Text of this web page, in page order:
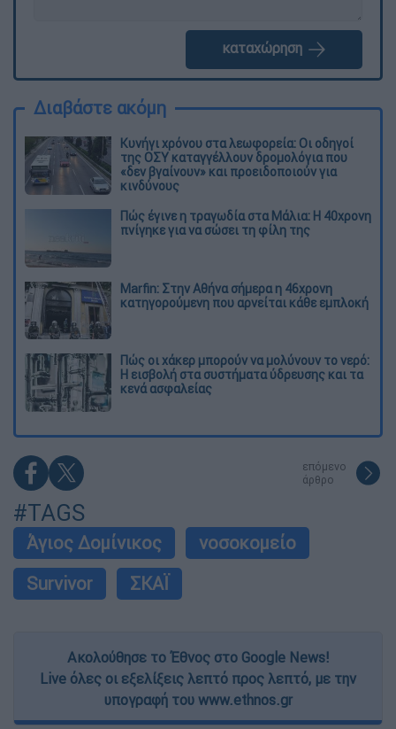
καταχώρηση
Διαβάστε ακόμη
Κυνήγι χρόνου στα λεωφορεία: Οι οδηγοί
της ΟΣΥ καταγγέλλουν δρομολόγια που
«δεν βγαίνουν» και προειδοποιούν για
κινδύνους
Πώς έγινε η τραγωδία στα Μάλια: Η 40χρονη
πνίγηκε για να σώσει τη φίλη της
Marfin: Στην Αθήνα σήμερα η 46χρονη
κατηγορούμενη που αρνείται κάθε εμπλοκή
Πώς οι χάκερ μπορούν να μολύνουν το νερό:
Η εισβολή στα συστήματα ύδρευσης και τα
κενά ασφαλείας
επόμενο
άρθρο
#TAGS
Άγιος Δομίνικος
νοσοκομείο
Survivor
ΣΚΑΪ
Ακολούθησε το Έθνος στο Google News!
Live όλες οι εξελίξεις λεπτό προς λεπτό, με την
υπογραφή του www.ethnos.gr